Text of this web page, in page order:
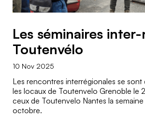
Les séminaires
Toutenvélo
10 Nov 2025
Les rencontres interrégionales se sont
les locaux de Toutenvelo Grenoble le
ceux de Toutenvelo Nantes la
octobre.